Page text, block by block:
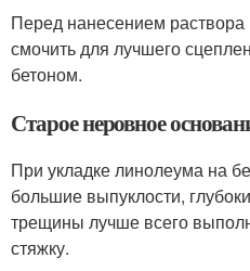
Перед нанесением
смочить для лучшего
бетоном.
Старое неровное
При укладке линолеума на
большие выпуклости,
трещины лучше всего
стяжку.